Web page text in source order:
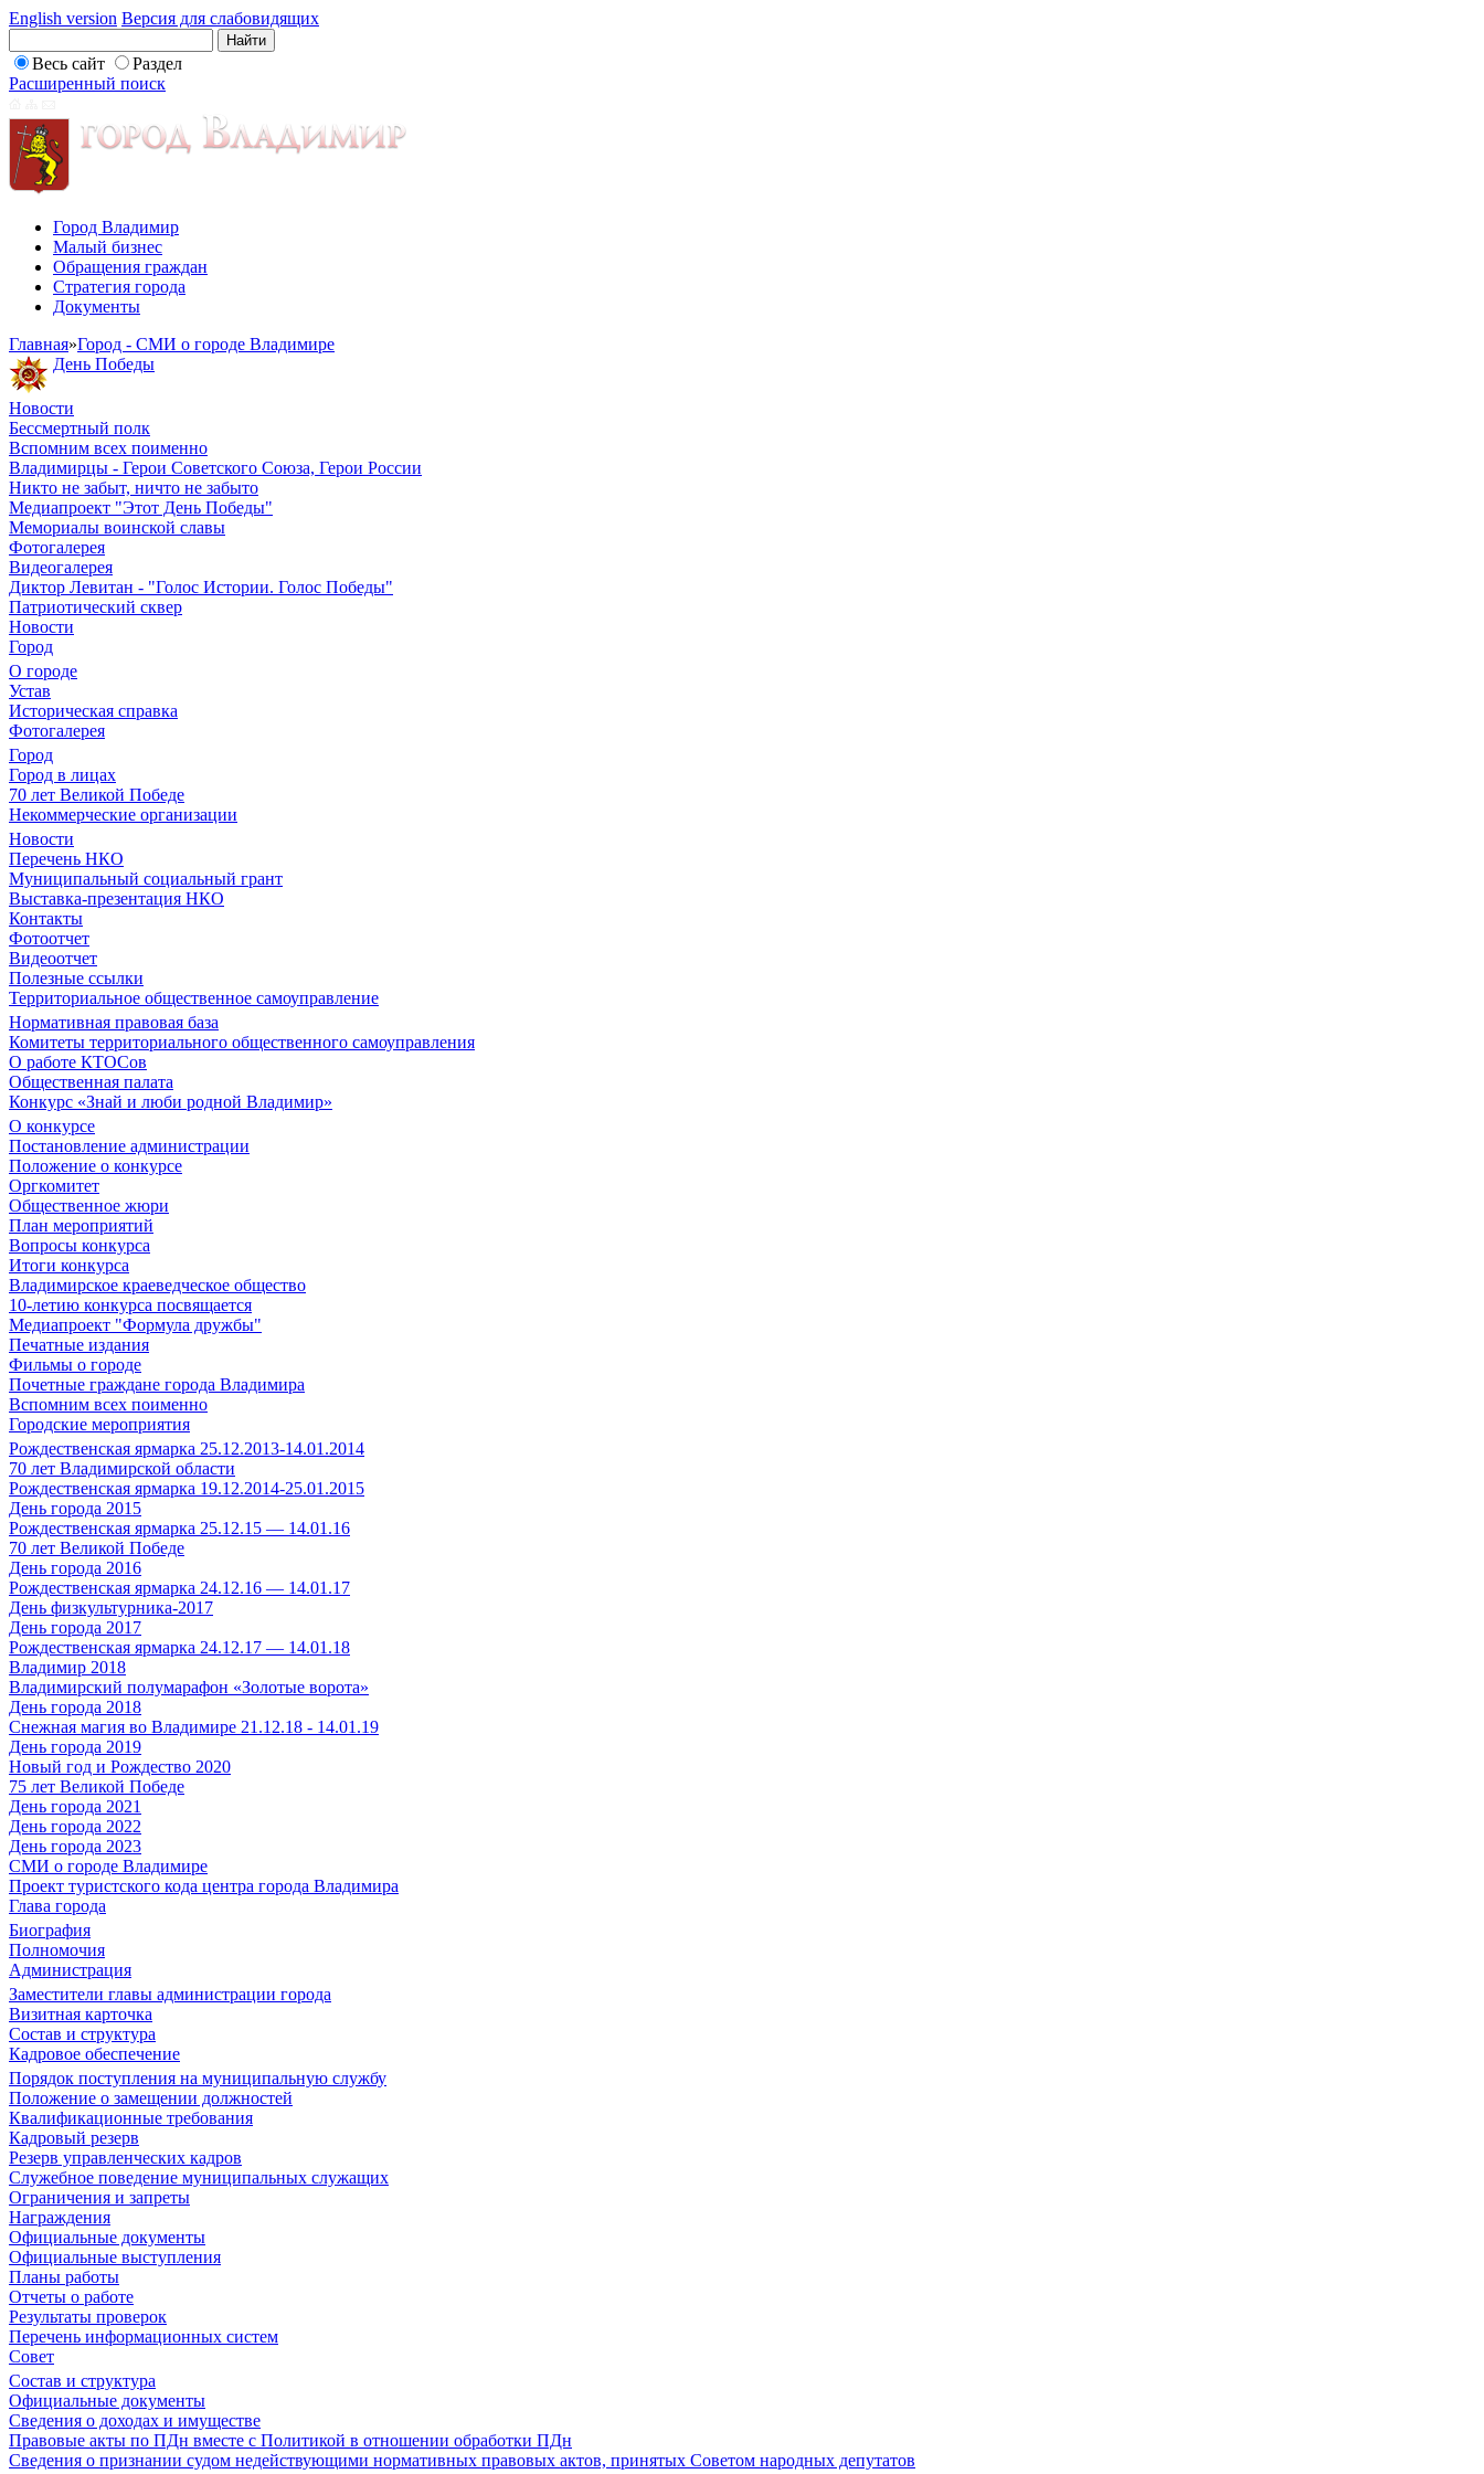
English version Версия для слабовидящих
Весь сайт
Раздел
Расширенный поиск
Город Владимир
Малый бизнес
Обращения граждан
Стратегия города
Документы
Главная»Город - СМИ о городе Владимире
День Победы
Новости
Бессмертный полк
Вспомним всех поименно
Владимирцы - Герои Советского Союза, Герои России
Никто не забыт, ничто не забыто
Медиапроект "Этот День Победы"
Мемориалы воинской славы
Фотогалерея
Видеогалерея
Диктор Левитан - "Голос Истории. Голос Победы"
Патриотический сквер
Новости
Город
О городе
Устав
Историческая справка
Фотогалерея
Город
Город в лицах
70 лет Великой Победе
Некоммерческие организации
Новости
Перечень НКО
Муниципальный социальный грант
Выставка-презентация НКО
Контакты
Фотоотчет
Видеоотчет
Полезные ссылки
Территориальное общественное самоуправление
Нормативная правовая база
Комитеты территориального общественного самоуправления
О работе КТОСов
Общественная палата
Конкурс «Знай и люби родной Владимир»
О конкурсе
Постановление администрации
Положение о конкурсе
Оргкомитет
Общественное жюри
План мероприятий
Вопросы конкурса
Итоги конкурса
Владимирское краеведческое общество
10-летию конкурса посвящается
Медиапроект "Формула дружбы"
Печатные издания
Фильмы о городе
Почетные граждане города Владимира
Вспомним всех поименно
Городские мероприятия
Рождественская ярмарка 25.12.2013-14.01.2014
70 лет Владимирской области
Рождественская ярмарка 19.12.2014-25.01.2015
День города 2015
Рождественская ярмарка 25.12.15 — 14.01.16
70 лет Великой Победе
День города 2016
Рождественская ярмарка 24.12.16 — 14.01.17
День физкультурника-2017
День города 2017
Рождественская ярмарка 24.12.17 — 14.01.18
Владимир 2018
Владимирский полумарафон «Золотые ворота»
День города 2018
Снежная магия во Владимире 21.12.18 - 14.01.19
День города 2019
Новый год и Рождество 2020
75 лет Великой Победе
День города 2021
День города 2022
День города 2023
СМИ о городе Владимире
Проект туристского кода центра города Владимира
Глава города
Биография
Полномочия
Администрация
Заместители главы администрации города
Визитная карточка
Состав и структура
Кадровое обеспечение
Порядок поступления на муниципальную службу
Положение о замещении должностей
Квалификационные требования
Кадровый резерв
Резерв управленческих кадров
Служебное поведение муниципальных служащих
Ограничения и запреты
Награждения
Официальные документы
Официальные выступления
Планы работы
Отчеты о работе
Результаты проверок
Перечень информационных систем
Совет
Состав и структура
Официальные документы
Сведения о доходах и имуществе
Правовые акты по ПДн вместе с Политикой в отношении обработки ПДн
Сведения о признании судом недействующими нормативных правовых актов, принятых Советом народных депутатов